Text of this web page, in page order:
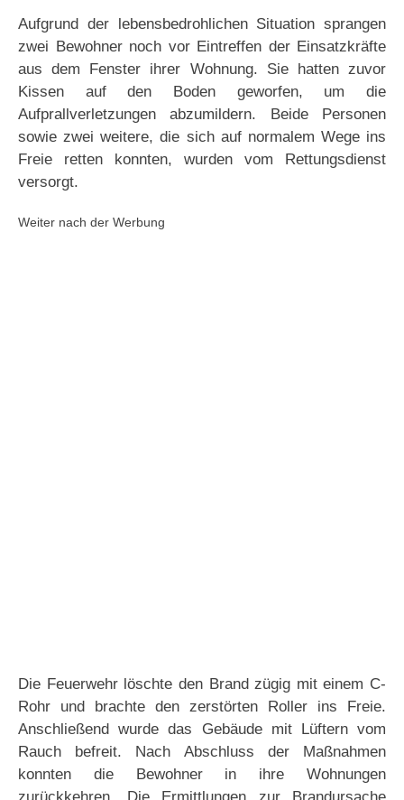
Aufgrund der lebensbedrohlichen Situation sprangen
zwei Bewohner noch vor Eintreffen der Einsatzkräfte
aus dem Fenster ihrer Wohnung. Sie hatten zuvor
Kissen auf den Boden geworfen, um die
Aufprallverletzungen abzumildern. Beide Personen
sowie zwei weitere, die sich auf normalem Wege ins
Freie retten konnten, wurden vom Rettungsdienst
versorgt.
Weiter nach der Werbung
Die Feuerwehr löschte den Brand zügig mit einem C-
Rohr und brachte den zerstörten Roller ins Freie.
Anschließend wurde das Gebäude mit Lüftern vom
Rauch befreit. Nach Abschluss der Maßnahmen
konnten die Bewohner in ihre Wohnungen
zurückkehren. Die Ermittlungen zur Brandursache